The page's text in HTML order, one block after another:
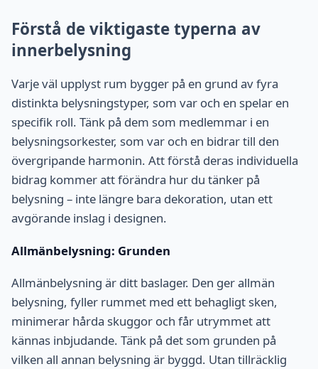
Förstå de viktigaste typerna av
innerbelysning
Varje väl upplyst rum bygger på en grund av fyra
distinkta belysningstyper, som var och en spelar en
specifik roll. Tänk på dem som medlemmar i en
belysningsorkester, som var och en bidrar till den
övergripande harmonin. Att förstå deras individuella
bidrag kommer att förändra hur du tänker på
belysning – inte längre bara dekoration, utan ett
avgörande inslag i designen.
Allmänbelysning: Grunden
Allmänbelysning är ditt baslager. Den ger allmän
belysning, fyller rummet med ett behagligt sken,
minimerar hårda skuggor och får utrymmet att
kännas inbjudande. Tänk på det som grunden på
vilken all annan belysning är byggd. Utan tillräcklig